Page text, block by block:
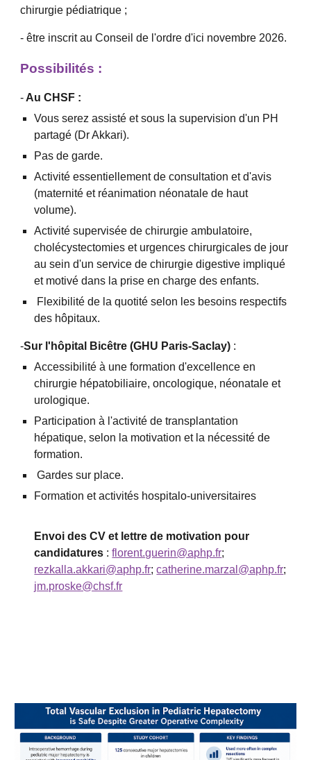
chirurgie pédiatrique ;
- être inscrit au Conseil de l'ordre d'ici novembre 2026.
Possibilités :
- Au CHSF :
Vous serez assisté et sous la supervision d'un PH
partagé (Dr Akkari).
Pas de garde.
Activité essentiellement de consultation et d'avis
(maternité et réanimation néonatale de haut
volume).
Activité supervisée de chirurgie ambulatoire,
cholécystectomies et urgences chirurgicales de jour
au sein d'un service de chirurgie digestive impliqué
et motivé dans la prise en charge des enfants.
Flexibilité de la quotité selon les besoins respectifs
des hôpitaux.
-Sur l'hôpital Bicêtre (GHU Paris-Saclay) :
Accessibilité à une formation d'excellence en
chirurgie hépatobiliaire, oncologique, néonatale et
urologique.
Participation à l'activité de transplantation
hépatique, selon la motivation et la nécessité de
formation.
Gardes sur place.
Formation et activités hospitalo-universitaires
Envoi des CV et lettre de motivation pour
candidatures :florent.guerin@aphp.fr;
rezkalla.akkari@aphp.fr;catherine.marzal@aphp.fr;
jm.proske@chsf.fr